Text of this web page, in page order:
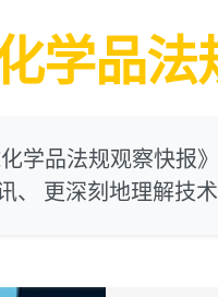
学品法
学品法规观察快报
、 更深刻地理解技